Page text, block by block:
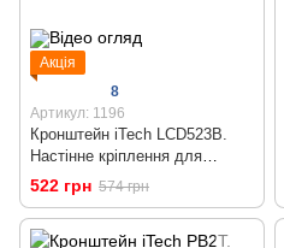
Акція
8
Артикул: 1196
Кронштейн iTech LCD523B.
Настінне кріплення для
телевізора 23 - 43 дюймів
522 грн 574 грн